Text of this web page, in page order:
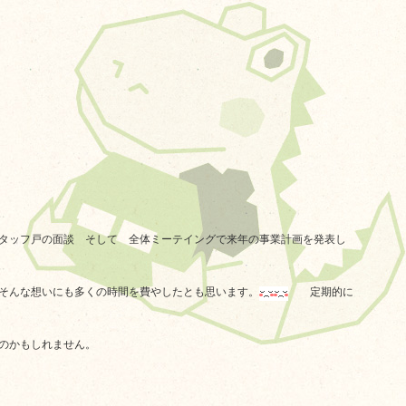
ッフ戸の面談 そして 全体ミーテイングで来年の事業計画を発表し
な想いにも多くの時間を費やしたとも思います。 定期的に
もしれません。